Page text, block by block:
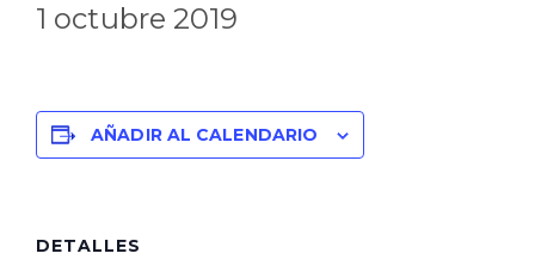
1 octubre 2019
AÑADIR AL CALENDARIO
DETALLES